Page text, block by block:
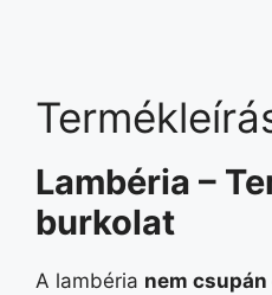
Lambéria –
burkolat
A lambéria nem